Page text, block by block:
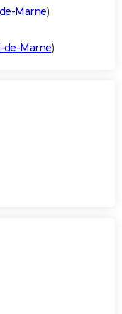
Marne)
de-Marne)